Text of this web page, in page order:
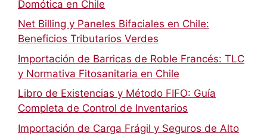
Domótica en Chile
Net Billing y Paneles Bifaciales en Chile:
Beneficios Tributarios Verdes
Importación de Barricas de Roble Francés: TLC
y Normativa Fitosanitaria en Chile
Libro de Existencias y Método FIFO: Guía
Completa de Control de Inventarios
Importación de Carga Frágil y Seguros de Alto